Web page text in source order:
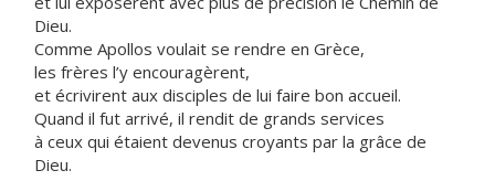
Dieu.
Comme Apollos voulait se rendre en Grèce,
les frères l’y encouragèrent,
et écrivirent aux disciples de lui faire bon accueil.
Quand il fut arrivé, il rendit de grands services
à ceux qui étaient devenus croyants par la grâce de
Dieu.